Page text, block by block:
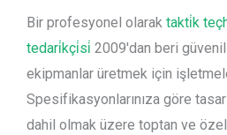
Bir profesyonel olarak takti̇k
tedari̇kçi̇si̇ 2009'dan beri
ekipmanlar üretmek için
Spesifikasyonlarınıza göre
dahil olmak üzere toptan ve